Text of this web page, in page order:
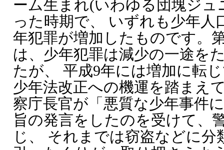
ーム生まれ(いわゆる団塊ジュ
った時期で、 いずれも少年人
年犯罪が増加したものです。
は、少年犯罪は減少の一途を
たが、 平成9年には増加に転
少年法改正への機運を踏まえ
察庁長官が「悪質な少年事件
旨の発言をしたのを受けて、
じ、 それまでは窃盗などに